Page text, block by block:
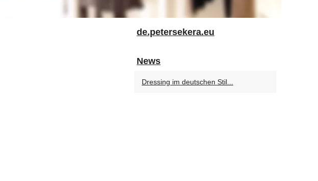
de.petersekera.eu
News
Dressing im deutschen Stil...